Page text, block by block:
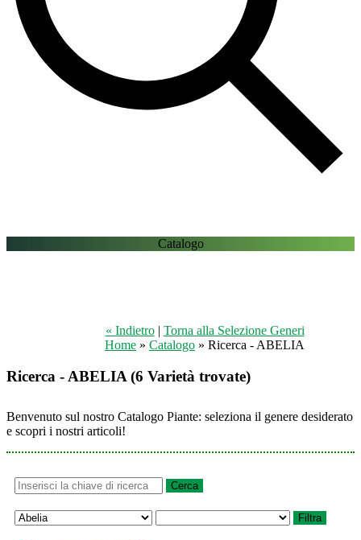
Catalogo
« Indietro| Torna alla Selezione Generi
Home » Catalogo » Ricerca - ABELIA
Ricerca - ABELIA (6 Varietà trovate)
Benvenuto sul nostro Catalogo Piante: seleziona il genere desiderato
e scopri i nostri articoli!